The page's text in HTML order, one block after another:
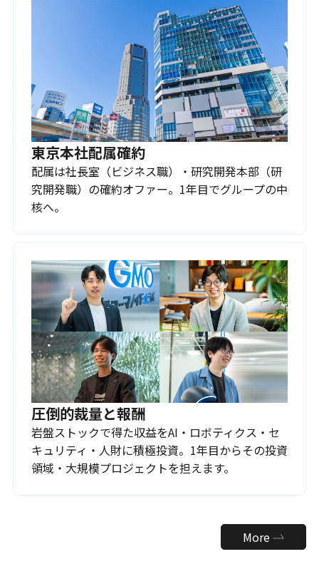
東京本社配属確約
配属は社長室（ビジネス職）・研究開発本部（研
究開発職）の確約オファー。1年目でグループの中
核へ。
圧倒的裁量と報酬
岩盤ストックで得た収益をAI・ロボティクス・セ
キュリティ・人財に積極投資。1年目からその投資
領域・大規模プロジェクトを担えます。
More